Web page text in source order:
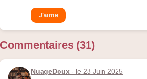
J'aime
Commentaires (31)
NuageDoux - le 28 Juin 2025